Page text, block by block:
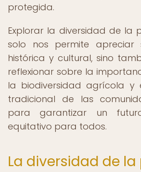
protegida.
Explorar la diversidad de la
solo nos permite apreciar
histórica y cultural, sino
reflexionar sobre la
la biodiversidad agrícola y
tradicional de las
para garantizar un
equitativo para todos.
La diversidad de